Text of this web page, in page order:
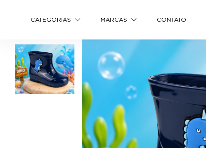
CATEGORIAS MARCAS CONTATO